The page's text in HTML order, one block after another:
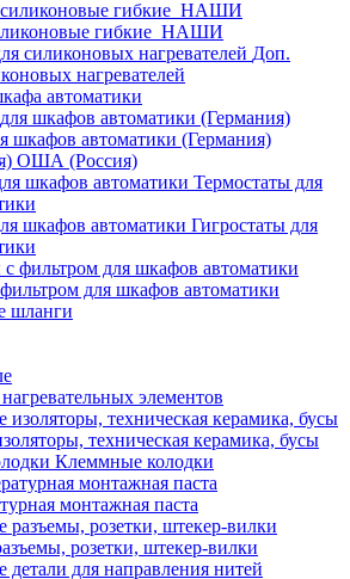
гибкие_НАШИ
Доп.
нагревателей
автоматики
шкафов автоматики (Германия)
ОША (Россия)
Термостаты для
Гигростаты для
для шкафов автоматики
шланги
элементов
техническая керамика, бусы
Клеммные колодки
монтажная паста
розетки, штекер-вилки